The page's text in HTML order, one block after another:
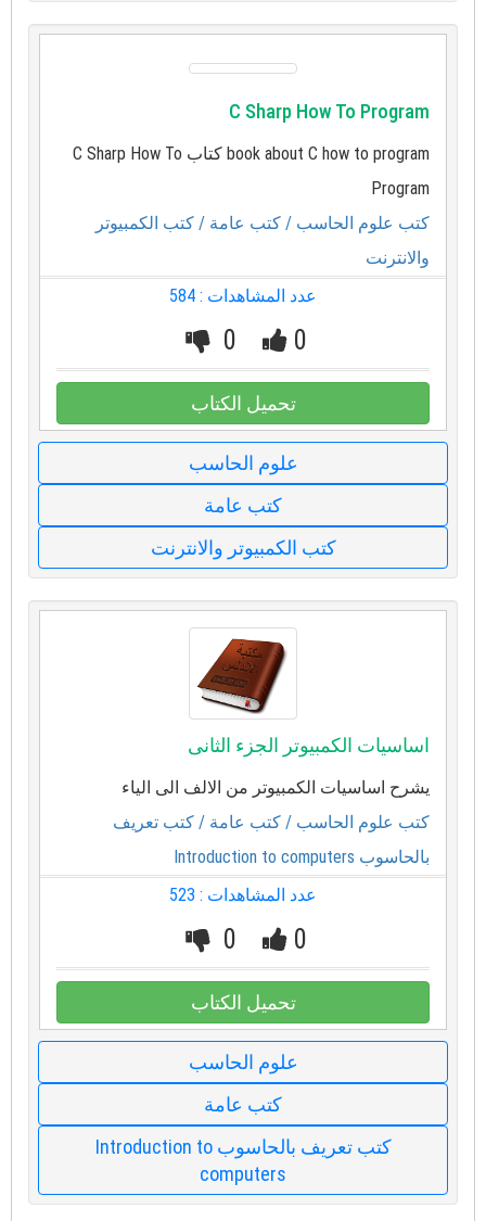
C Sharp How To Program
book about C how to program كتاب C Sharp How To
Program
كتب علوم الحاسب / كتب عامة / كتب الكمبيوتر
والانترنت
عدد المشاهدات : 584
0
0
تحميل الكتاب
علوم الحاسب
كتب عامة
كتب الكمبيوتر والانترنت
اساسيات الكمبيوتر الجزء الثانى
يشرح اساسيات الكمبيوتر من الالف الى الياء
كتب علوم الحاسب / كتب عامة / كتب تعريف
بالحاسوب Introduction to computers
عدد المشاهدات : 523
0
0
تحميل الكتاب
علوم الحاسب
كتب عامة
كتب تعريف بالحاسوب Introduction to
computers